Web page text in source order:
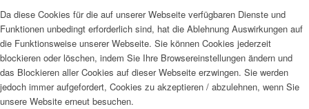
Da diese Cookies für die auf unserer Webseite verfügbaren Dienste und
Funktionen unbedingt erforderlich sind, hat die Ablehnung Auswirkungen auf
die Funktionsweise unserer Webseite. Sie können Cookies jederzeit
blockieren oder löschen, indem Sie Ihre Browsereinstellungen ändern und
das Blockieren aller Cookies auf dieser Webseite erzwingen. Sie werden
jedoch immer aufgefordert, Cookies zu akzeptieren / abzulehnen, wenn Sie
unsere Website erneut besuchen.